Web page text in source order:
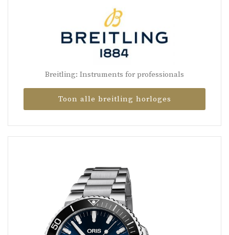
Breitling: Instruments for professionals
Toon alle breitling horloges